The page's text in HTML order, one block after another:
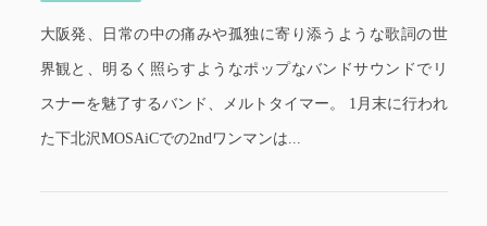
大阪発、日常の中の痛みや孤独に寄り添うような歌詞の世
界観と、明るく照らすようなポップなバンドサウンドでリ
スナーを魅了するバンド、メルトタイマー。 1月末に行われ
た下北沢MOSAiCでの2ndワンマンは...